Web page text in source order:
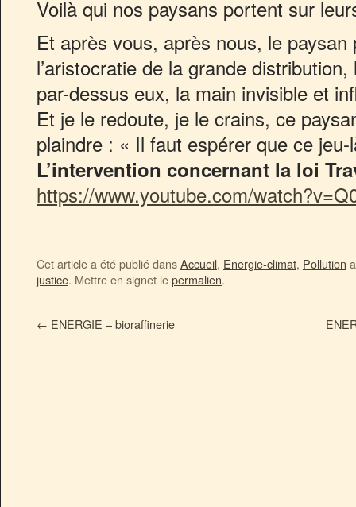
Voilà qui nos paysans portent sur
Et après vous, après nous, le
l’aristocratie de la grande
par-dessus eux, la main invisible et
Et je le redoute, je le crains, ce
plaindre : « Il faut espérer que ce
L’intervention concernant la loi
https://www.youtube.com/
Cet article a été publié dansAccueil, Energie-climat, Pollution
justice. Mettre en signet lepermalien.
← ENERGIE – bioraffinerie